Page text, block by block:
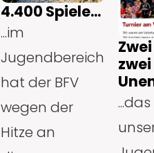
4.400 Spiele...
...im
Jugendbereich
hat der BFV
wegen der
Hitze an
zwei